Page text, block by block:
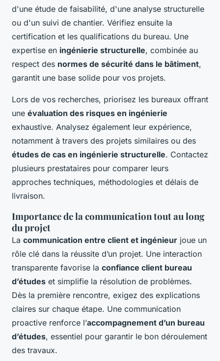
d'une étude de faisabilité, d'une analyse structurelle
ou d'un suivi de chantier. Vérifiez ensuite la
certification et les qualifications du bureau. Une
expertise en ingénierie structurelle, combinée au
respect des normes de sécurité dans le bâtiment,
garantit une base solide pour vos projets.
Lors de vos recherches, priorisez les bureaux offrant
une évaluation des risques en ingénierie
exhaustive. Analysez également leur expérience,
notamment à travers des projets similaires ou des
études de cas en ingénierie structurelle. Contactez
plusieurs prestataires pour comparer leurs
approches techniques, méthodologies et délais de
livraison.
Importance de la communication tout au long
du projet
La communication entre client et ingénieur joue un
rôle clé dans la réussite d’un projet. Une interaction
transparente favorise la confiance client bureau
d’études et simplifie la résolution de problèmes.
Dès la première rencontre, exigez des explications
claires sur chaque étape. Une communication
proactive renforce l’accompagnement d’un bureau
d’études, essentiel pour garantir le bon déroulement
des travaux.